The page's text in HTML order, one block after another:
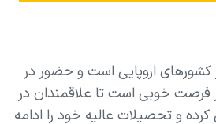
کشورهای اروپایی است و حضور در
فرصت خوبی است تا علاقمندان در
و تحصیلات عالیه خود را ادامه